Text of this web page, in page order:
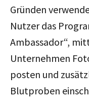
Gründen
Nutzer das
Ambassador“,
Unternehmen
posten und
Blutproben